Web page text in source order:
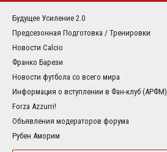
Будущее Усиление 2.0
Предсезонная Подготовка / Тренировки
Новости Calcio
Франко Барези
Новости футбола со всего мира
Информация о вступлении в Фан-клуб (АРФМ)
Forza Azzurri!
Объявления модераторов форума
Рубен Аморим